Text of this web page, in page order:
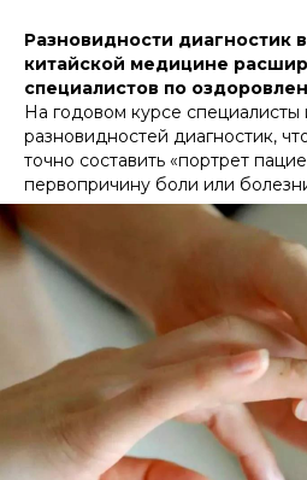
Разновидности диагностик
китайской медицине
специалистов по
На годовом курсе специалисты
разновидностей диагностик,
точно составить «портрет
первопричину боли или